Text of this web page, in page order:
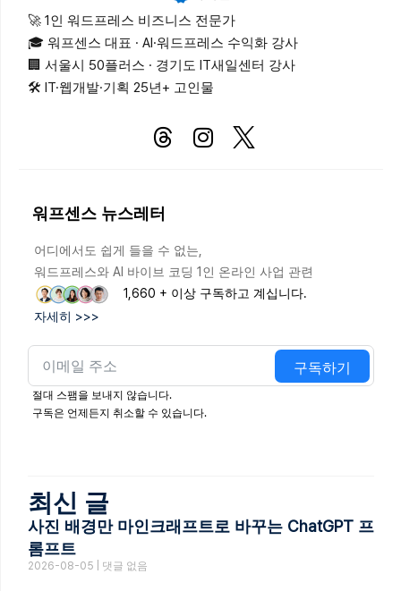
🚀 1인 워드프레스 비즈니스 전문가
🎓 워프센스 대표 · AI·워드프레스 수익화 강사
🏢 서울시 50플러스 · 경기도 IT새일센터 강사
🛠 IT·웹개발·기획 25년+ 고인물
워프센스 뉴스레터
어디에서도 쉽게 들을 수 없는,
워드프레스와 AI 바이브 코딩 1인 온라인 사업 관련
1,660 + 이상 구독하고 계십니다.
자세히 >>>
구독하기
절대 스팸을 보내지 않습니다.
구독은 언제든지 취소할 수 있습니다.
최신 글
사진 배경만 마인크래프트로 바꾸는 ChatGPT 프
롬프트
2026-08-05 댓글 없음